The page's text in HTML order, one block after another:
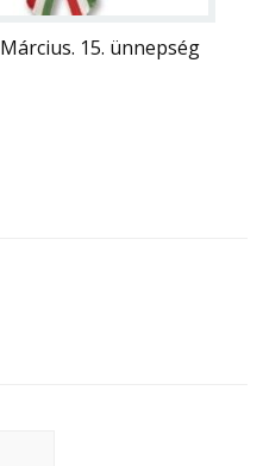
Március. 15. ünnepség